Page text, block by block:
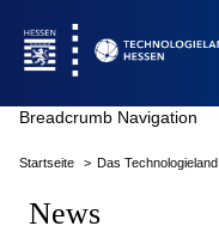
Breadcrumb Navigation
Startseite Das Technologieland
News